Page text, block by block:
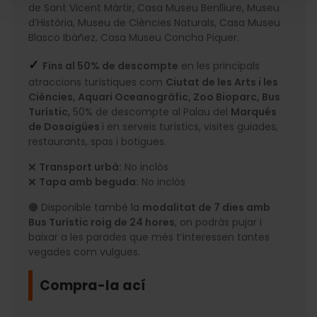
de Sant Vicent Màrtir, Casa Museu Benlliure, Museu
d’Història, Museu de Ciències Naturals, Casa Museu
Blasco Ibàñez, Casa Museu Concha Piquer.
✓ Fins al 50% de descompte en les principals
atraccions turístiques com Ciutat de les Arts i les
Ciències, Aquari Oceanogràfic, Zoo Bioparc, Bus
Turístic, 50% de descompte al Palau del Marqués
de Dosaigües i en serveis turístics, visites guiades,
restaurants, spas i botigues.
❌ Transport urbà: No inclòs
❌ Tapa amb beguda: No inclòs
🟠 Disponible també la modalitat de 7 dies amb
Bus Turístic roig de 24 hores, on podràs pujar i
baixar a les parades que més t’interessen tantes
vegades com vulgues.
Compra-la ací